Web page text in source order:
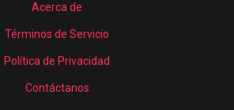
Acerca de
Términos de Servicio
Política de Privacidad
Contáctanos